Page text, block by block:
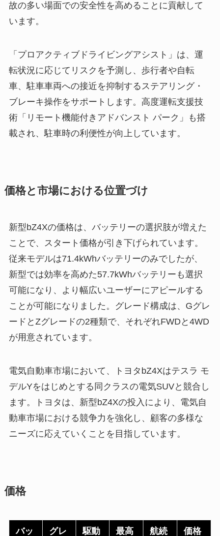
故の多い場面での安全性を高めることに貢献して
います。
「プロアクティブドライビングアシスト」は、運
転状況に応じてリスクを予測し、歩行者や自転
車、駐車車両への接近を抑制するステアリング・
ブレーキ操作をサポートします。高度運転支援技
術「リモート機能付きアドバンスト パーク」も搭
載され、駐車時の利便性が向上しています。
価格と市場における位置づけ
新型bZ4Xの価格は、バッテリーの選択肢が増えた
ことで、スタート価格が引き下げられています。
従来モデルは71.4kWhバッテリーのみでしたが、
新型では効率を高めた57.7kWhバッテリーも選択
可能になり、より幅広いユーザーにアピールする
ことが可能になりました。グレード構成は、Gグレ
ードとZグレードの2種類で、それぞれFWDと4WD
が用意されています。
電気自動車市場において、トヨタbZ4Xはテスラ モ
デルYをはじめとする同クラスの電気SUVと競合し
ます。トヨタは、新型bZ4Xの投入により、電気自
動車市場における競争力を強化し、顧客の多様な
ニーズに応えていくことを目指しています。
価格
バッ
グレ
駆動
最高
航続
価格